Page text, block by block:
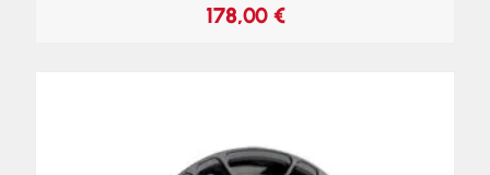
178,00 €